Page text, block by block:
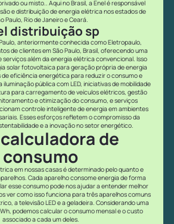
ou misto.. Aqui no Brasil, a Enel é responsável
e distribuição de energia elétrica nos estados de
Paulo, Rio de Janeiro e Ceará.
distribuição sp
anteriormente conhecida como Eletropaulo,
de clientes em São Paulo, Brasil, oferecendo uma
serviços além da energia elétrica convencional. Isso
solar fotovoltaica para geração própria de energia
eficiência energética para reduzir o consumo e
pública com LED, iniciativas de mobilidade
para carregamento de veículos elétricos, gestão
e otimização do consumo, e serviços
controle inteligente de energia em ambientes
Esses esforços refletem o compromisso da
e a inovação no setor energético.
de
consumo
em nossas casas é determinado pelo quanto e
Cada aparelho consome energia de forma
esse consumo pode nos ajudar a entender melhor
ver como isso funciona para três aparelhos comuns
a televisão LED e a geladeira. Considerando uma
podemos calcular o consumo mensal e o custo
associado a cada um deles.